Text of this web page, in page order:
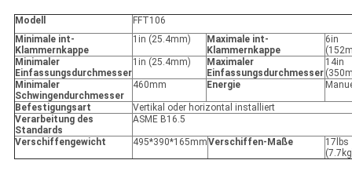
Modell
FFT106
Minimale int-
Klammernkappe
1in (25.4mm)
Maximale int-
Klammernkappe
6in
Minimaler
Einfassungsdurchmesser
1in (25.4mm)
Maximaler
Einfassungsdurchmesser
14in
Minimaler
Schwingendurchmesser
460mm Energie
Befestigungsart
Vertikal oder horizontal installiert
Verarbeitung des
Standards
ASME B16.5
Verschiffengewicht 495*390*165mmVerschiffen-Maße
17lbs